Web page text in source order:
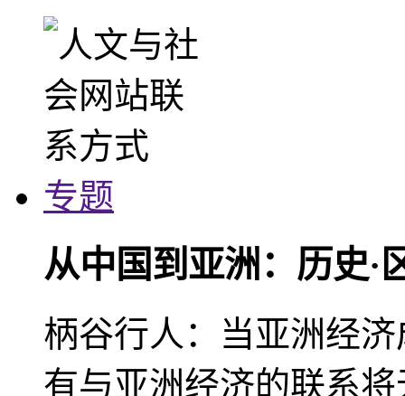
专题
从中国到亚洲：历史·
柄谷行人：当亚洲经
有与亚洲经济的联系